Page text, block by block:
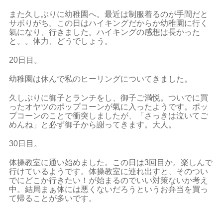
また久しぶりに幼稚園へ。最近は制服着るのが手間だと
サボりがち。この日はハイキングだからか幼稚園に行く
氣になり、行きました。ハイキングの感想は長かった
と。。体力、どうでしょう。
20日目。
幼稚園は休んで私のヒーリングについてきました。
久しぶりに御子とランチをし、御子ご満悦。ついでに買
ったオヤツのポップコーンが氣に入ったようです。ポッ
プコーンのことで衝突しましたが、「さっきは泣いてご
めんね」と必ず御子から謝ってきます。大人。
30日目。
体操教室に通い始めました。この日は3回目か。楽しんで
行けているようです。体操教室に連れ出すと、そのつい
でにどこか行きたい！が始まるのでいい対策ないか考え
中。結局まぁ体には悪くないだろうというお弁当を買っ
て帰ることが多いです。